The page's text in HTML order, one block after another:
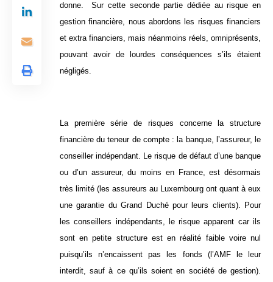
donne. Sur cette seconde partie dédiée au risque en
gestion financière, nous abordons les risques financiers
et extra financiers, mais néanmoins réels, omniprésents,
pouvant avoir de lourdes conséquences s’ils étaient
négligés.
La première série de risques concerne la structure
financière du teneur de compte : la banque, l’assureur, le
conseiller indépendant. Le risque de défaut d’une banque
ou d’un assureur, du moins en France, est désormais
très limité (les assureurs au Luxembourg ont quant à eux
une garantie du Grand Duché pour leurs clients). Pour
les conseillers indépendants, le risque apparent car ils
sont en petite structure est en réalité faible voire nul
puisqu’ils n’encaissent pas les fonds (l’AMF le leur
interdit, sauf à ce qu’ils soient en société de gestion).